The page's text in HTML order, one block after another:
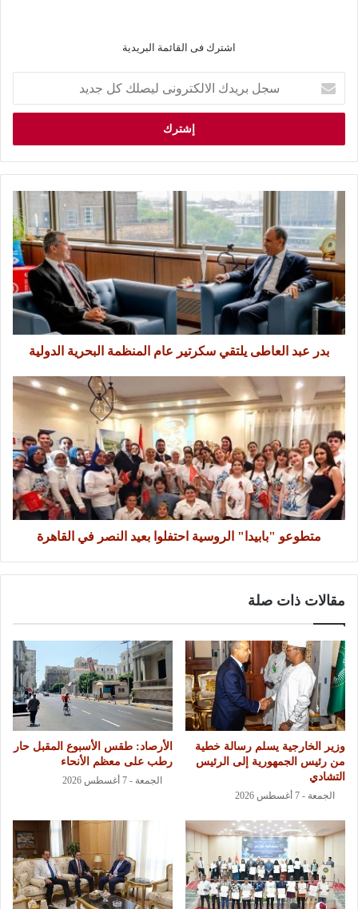
اشترك فى القائمة البريدية
بدر عبد العاطى يلتقي سكرتير عام المنظمة البحرية الدولية
متطوعو "بابيدا" الروسية احتفلوا بعيد النصر في القاهرة
مقالات ذات صلة
وزير الخارجية يسلم رسالة خطية
من رئيس الجمهورية إلى الرئيس
التشادي
الجمعة - 7 أغسطس 2026
الأرصاد: طقس الأسبوع المقبل حار
رطب على معظم الأنحاء
الجمعة - 7 أغسطس 2026